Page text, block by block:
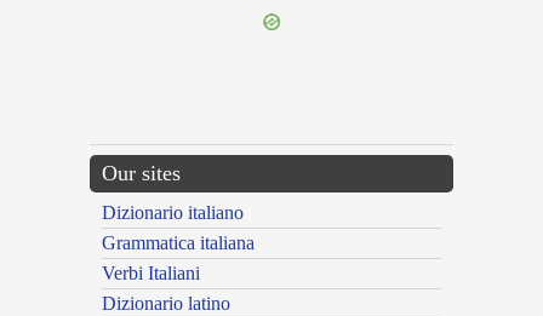
Our sites
Dizionario italiano
Grammatica italiana
Verbi Italiani
Dizionario latino